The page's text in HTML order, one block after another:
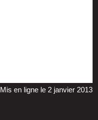
Mis en ligne le 2 janvier 2013